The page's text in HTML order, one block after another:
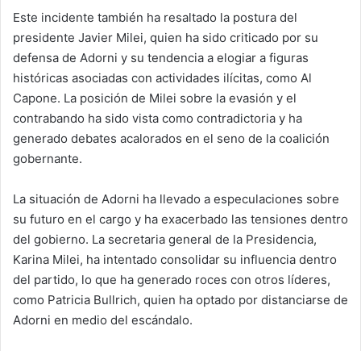
Este incidente también ha resaltado la postura del
presidente Javier Milei, quien ha sido criticado por su
defensa de Adorni y su tendencia a elogiar a figuras
históricas asociadas con actividades ilícitas, como Al
Capone. La posición de Milei sobre la evasión y el
contrabando ha sido vista como contradictoria y ha
generado debates acalorados en el seno de la coalición
gobernante.
La situación de Adorni ha llevado a especulaciones sobre
su futuro en el cargo y ha exacerbado las tensiones dentro
del gobierno. La secretaria general de la Presidencia,
Karina Milei, ha intentado consolidar su influencia dentro
del partido, lo que ha generado roces con otros líderes,
como Patricia Bullrich, quien ha optado por distanciarse de
Adorni en medio del escándalo.